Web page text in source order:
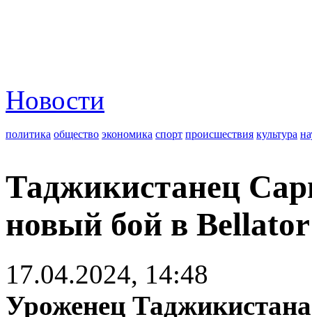
Новости
политика общество экономика спорт происшествия культура
Таджикистанец
новый бой в Bellator
17.04.2024, 14:48
Уроженец